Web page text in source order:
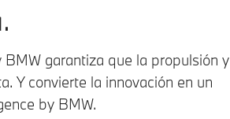
garantiza que la propulsión y
Y convierte la innovación en un
by BMW.